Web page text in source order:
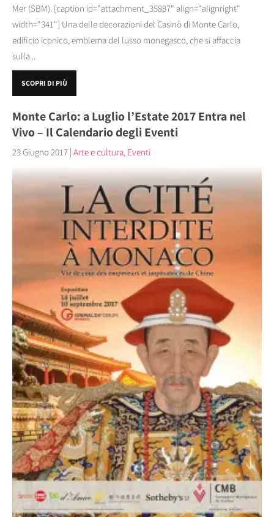
Mer (SBM). [caption id="attachment_35887" align="alignright"
width="341"] Una delle decorazioni del Casinò di Monte Carlo,
edificio iconico, emblema del lusso monegasco, che si affaccia
sulla...
SCOPRI DI PIÙ
Monte Carlo: a Luglio l’Estate 2017 Entra nel
Vivo – Il Calendario degli Eventi
23 Giugno 2017 | Arte e cultura, Eventi